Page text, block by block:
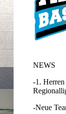
NEWS
-1.
-Neue